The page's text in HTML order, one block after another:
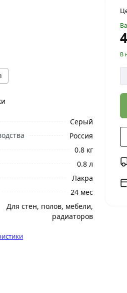
Серый
Россия
0.8 кг
0.8 л
Лакра
24 мес
Для стен, полов, мебели,
радиаторов
В